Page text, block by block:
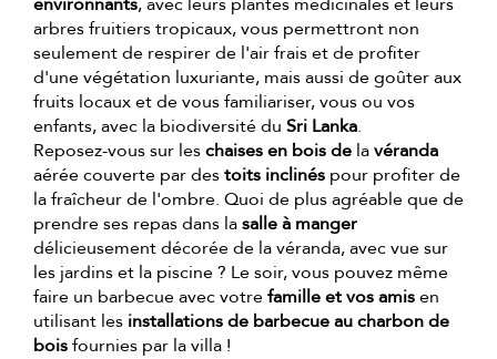
arbres fruitiers tropicaux, vous permettront non
seulement de respirer de l'air frais et de profiter
d'une végétation luxuriante, mais aussi de goûter aux
fruits locaux et de vous familiariser, vous ou vos
enfants, avec la biodiversité du Sri Lanka.
Reposez-vous sur leschaises en bois de lavéranda
aérée couverte par destoits inclinés pour profiter de
la fraîcheur de l'ombre. Quoi de plus agréable que de
prendre ses repas dans lasalle à manger
délicieusement décorée de la véranda, avec vue sur
les jardins et la piscine ? Le soir, vous pouvez même
faire un barbecue avec votrefamille et vos amisen
utilisant les installations de barbecue au charbon de
boisfournies par la villa !